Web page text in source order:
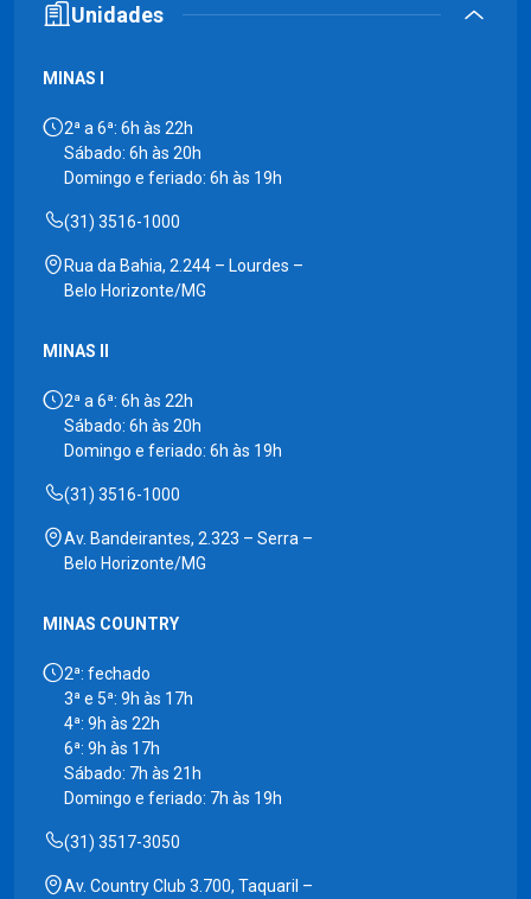
Unidades
MINAS I
2ª a 6ª: 6h às 22h
Sábado: 6h às 20h
Domingo e feriado: 6h às 19h
(31) 3516-1000
Rua da Bahia, 2.244 – Lourdes –
Belo Horizonte/MG
MINAS II
2ª a 6ª: 6h às 22h
Sábado: 6h às 20h
Domingo e feriado: 6h às 19h
(31) 3516-1000
Av. Bandeirantes, 2.323 – Serra –
Belo Horizonte/MG
MINAS COUNTRY
2ª: fechado
3ª e 5ª: 9h às 17h
4ª: 9h às 22h
6ª: 9h às 17h
Sábado: 7h às 21h
Domingo e feriado: 7h às 19h
(31) 3517-3050
Av. Country Club 3.700, Taquaril –